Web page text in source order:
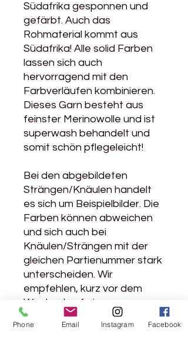
Südafrika gesponnen und
gefärbt. Auch das
Rohmaterial kommt aus
Südafrika! Alle solid Farben
lassen sich auch
hervorragend mit den
Farbverläufen kombinieren.
Dieses Garn besteht aus
feinster Merinowolle und ist
superwash behandelt und
somit schön pflegeleicht!
Bei den abgebildeten
Strängen/Knäulen handelt
es sich um Beispielbilder. Die
Farben können abweichen
und sich auch bei
Knäulen/Strängen mit der
gleichen Partienummer stark
unterscheiden. Wir
empfehlen, kurz vor dem
Wechsel auf ein neues
Knäuel
reihenweise/rundenweise
Phone Email Instagram Facebook